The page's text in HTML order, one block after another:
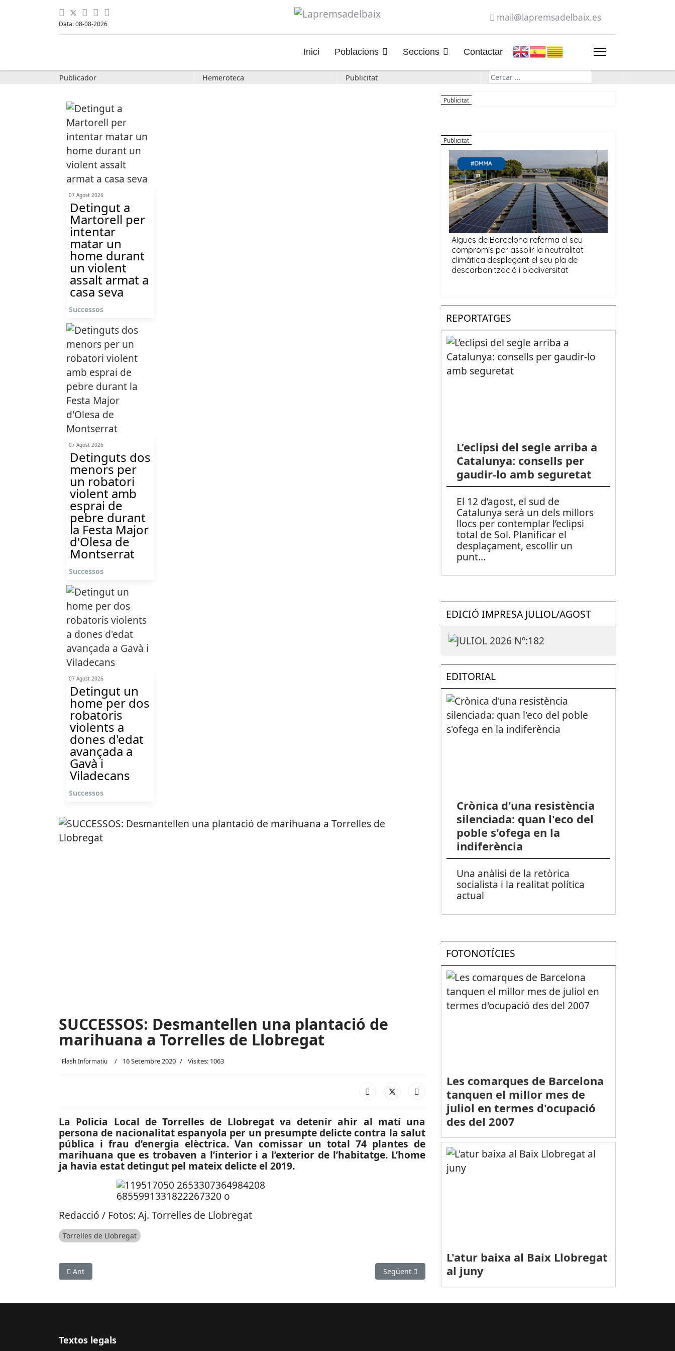
Data: 08-08-2026
mail@lapremsadelbaix.es
Inici Poblacions Seccions Contactar
Publicador Hemeroteca Publicitat Cerca
07 Agost 2026
Detingut a
Martorell per
intentar
matar un
home durant
un violent
assalt armat a
casa seva
Successos
07 Agost 2026
Detinguts dos
menors per
un robatori
violent amb
esprai de
pebre durant
la Festa Major
d'Olesa de
Montserrat
Successos
07 Agost 2026
Detingut un
home per dos
robatoris
violents a
dones d'edat
avançada a
Gavà i
Viladecans
Successos
SUCCESSOS: Desmantellen una plantació de
marihuana a Torrelles de Llobregat
Flash Informatiu 16 Setembre 2020 Visites: 1063
La Policia Local de Torrelles de Llobregat va detenir ahir al matí una
persona de nacionalitat espanyola per un presumpte delicte contra la salut
pública i frau d’energia elèctrica. Van comissar un total 74 plantes de
marihuana que es trobaven a l’interior i a l’exterior de l’habitatge. L’home
ja havia estat detingut pel mateix delicteel 2019.
Redacció / Fotos: Aj. Torrelles de Llobregat
Torrelles de Llobregat
Article anterior: SOCIETAT: L’Ajuntament de Gavà reforça l’atenció a la ciutadania i la tramitació electrònica
Ant Article següent: ESPORTS (ATLETISME): El santboià Javier Delgado (FCB), campió
Següent
REPORTATGES
L’eclipsi del segle arriba a
Catalunya: consells per
gaudir-lo amb seguretat
El 12 d’agost, el sud de
Catalunya serà un dels millors
llocs per contemplar l’eclipsi
total de Sol. Planificar el
desplaçament, escollir un
punt...
EDICIÓ IMPRESA JULIOL/AGOST
EDITORIAL
Crònica d'una resistència
silenciada: quan l'eco del
poble s'ofega en la
indiferència
Una anàlisi de la retòrica
socialista i la realitat política
actual
FOTONOTÍCIES
Les comarques de Barcelona
tanquen el millor mes de
juliol en termes d'ocupació
des del 2007
L'atur baixa al Baix Llobregat
al juny
Textos legals